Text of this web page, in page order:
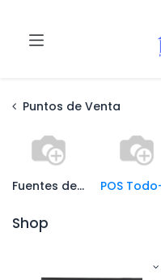
Puntos de Venta
Fuentes de Poder
Shop